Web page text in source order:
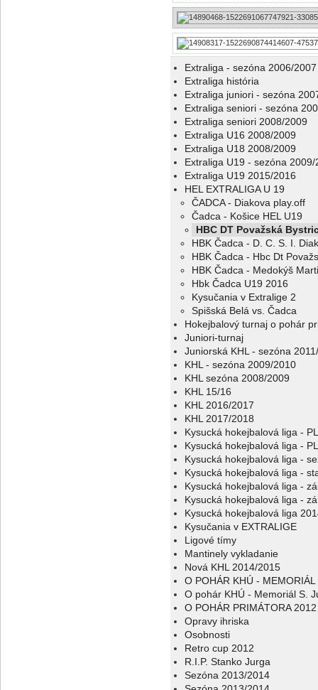
Extraliga - sezóna 2006/2007
Extraliga história
Extraliga juniori - sezóna
Extraliga seniori - sezóna
Extraliga seniori 2008/2009
Extraliga U16 2008/2009
Extraliga U18 2008/2009
Extraliga U19 - sezóna 2009/
Extraliga U19 2015/2016
HEL EXTRALIGA U 19
ČADCA - Diakova play.off
Čadca - Košice HEL U19
HBC DT Považská
HBK Čadca - D. C. S. I.
HBK Čadca - Hbc Dt
HBK Čadca - Medokýš
Hbk Čadca U19 2016
Kysučania v Extralige 2
Spišská Belá vs. Čadca
Hokejbalový turnaj o pohár
Juniori-turnaj
Juniorská KHL - sezóna
KHL - sezóna 2009/2010
KHL sezóna 2008/2009
KHL 15/16
KHL 2016/2017
KHL 2017/2018
Kysucká hokejbalová liga -
Kysucká hokejbalová liga -
Kysucká hokejbalová liga -
Kysucká hokejbalová liga -
Kysucká hokejbalová liga -
Kysucká hokejbalová liga -
Kysucká hokejbalová liga
Kysučania v EXTRALIGE
Ligové tímy
Mantinely vykladanie
Nová KHL 2014/2015
O POHÁR KHÚ - MEMORIÁL
O pohár KHÚ - Memoriál S.
O POHÁR PRIMÁTORA 2012
Opravy ihriska
Osobnosti
Retro cup 2012
R.I.P. Stanko Jurga
Sezóna 2013/2014